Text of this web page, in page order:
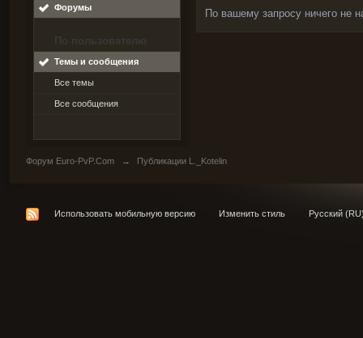
Форумы
По пользователю
Темы и сообщения
Все темы
Все сообщения
По вашему запросу ничего не
Форум Euro-PvP.Com → Публикации L._Kotelin
Использовать мобильную версию Изменить стиль Русский